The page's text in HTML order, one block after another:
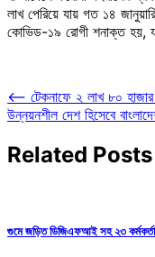
লাখ পেরিয়ে যায় গত ১৪
কোভিড-১৯ রোগী শনাক্ত হয়,
Post
navigation
⟵ টেকনাফে ২ লাখ ৮০ হাজার
উন্নয়নশীল দেশ হিসেবে
Related Posts
গুমে জড়িত ডিজিএফআই সহ ২৩ কর্মকর্তা